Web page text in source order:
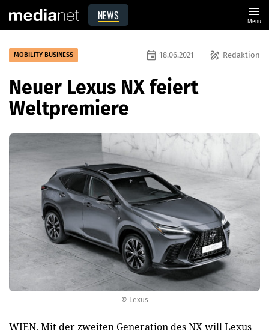
NEWS menu
Menü
© Lexus
MOBILITY BUSINESS draw Redaktion
event 18.06.2021
Neuer Lexus NX feiert
Weltpremiere
WIEN. Mit der zweiten Generation des NX will Lexus